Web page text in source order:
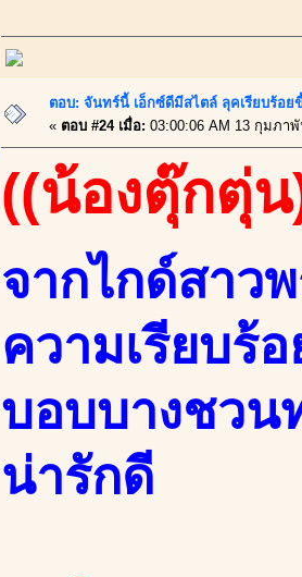
ตอบ: จันทร์นี้ เอ็กซ์ดีมีสไตล์ ลุคเรียบร้อ
« ตอบ #24 เมื่อ: 03:00:06 AM 13 กุมภา
((น้องตุ๊กตุ่
จากไกด์สาว
ความเรียบร้
บอบบางชวน
น่ารักดี